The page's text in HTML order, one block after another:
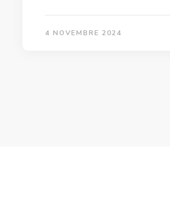
4 NOVEMBRE 2024